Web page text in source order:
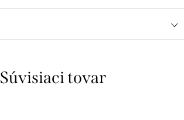
Súvisiaci tovar